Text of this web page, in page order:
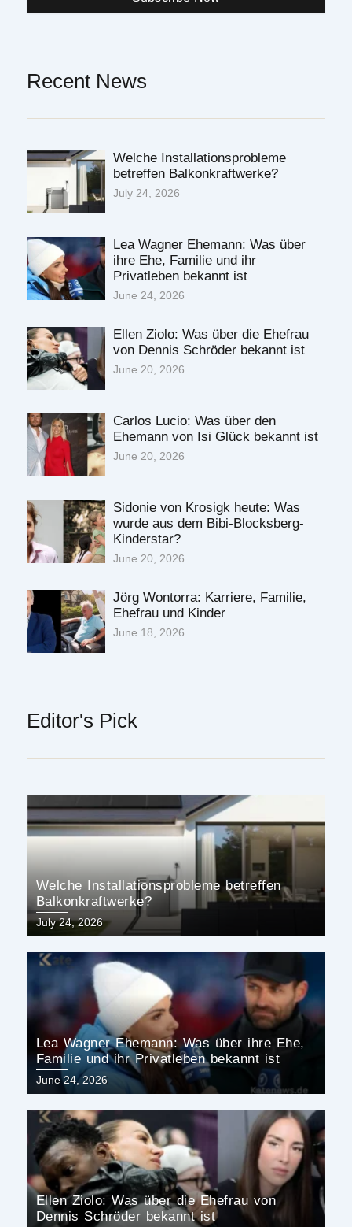
Recent News
Welche Installationsprobleme
betreffen Balkonkraftwerke?
July 24, 2026
Lea Wagner Ehemann: Was über
ihre Ehe, Familie und ihr
Privatleben bekannt ist
June 24, 2026
Ellen Ziolo: Was über die Ehefrau
von Dennis Schröder bekannt ist
June 20, 2026
Carlos Lucio: Was über den
Ehemann von Isi Glück bekannt ist
June 20, 2026
Sidonie von Krosigk heute: Was
wurde aus dem Bibi-Blocksberg-
Kinderstar?
June 20, 2026
Jörg Wontorra: Karriere, Familie,
Ehefrau und Kinder
June 18, 2026
Editor's Pick
Welche Installationsprobleme betreffen
Balkonkraftwerke?
Posted
on
July 24, 2026
Lea Wagner Ehemann: Was über ihre Ehe,
Familie und ihr Privatleben bekannt ist
Posted
on
June 24, 2026
Ellen Ziolo: Was über die Ehefrau von
Dennis Schröder bekannt ist